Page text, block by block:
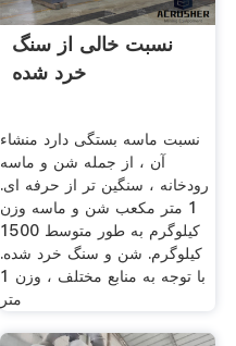
نسبت خالی از سنگ
خرد شده
نسبت ماسه بستگی دارد منشاء
آن ، از جمله شن و ماسه
رودخانه ، سنگین تر از حرفه ای.
1 متر مکعب شن و ماسه وزن
کیلوگرم به طور متوسط 1500
کیلوگرم. شن و سنگ خرد شده.
با توجه به منابع مختلف ، وزن 1
متر